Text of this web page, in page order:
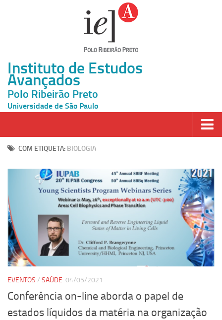
Instituto de Estudos
Avançados
Polo Ribeirão Preto
Universidade de São Paulo
Página Inicial
Cátedras
Pesquisa
Grupos de Estudo
Grupo de Estudos Avançados em Tecnologia e Informação
em Saúde com foco em Populações Vulneráveis
COM ETIQUETA: BIOLOGIA
EVENTOS / SAÚDE 04/05/2021
Conferência on-line aborda o papel de
estados líquidos da matéria na organização